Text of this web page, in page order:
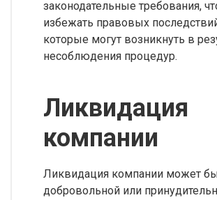
законодательные требования,
избежать правовых
которые могут возникнуть в
несоблюдения процедур.
Ликвидация
компании
Ликвидация компании может
добровольной или